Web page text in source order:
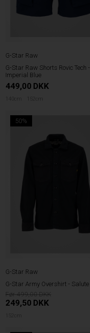
G-Star Raw
G-Star Raw Shorts Rovic Tech -
Imperial Blue
449,00 DKK
140cm 152cm
50%
G-Star Raw
G-Star Army Overshirt - Salute
499,00
249,50 DKK
152cm